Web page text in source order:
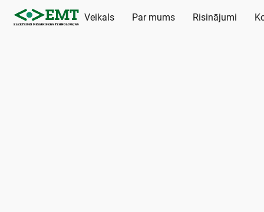
Veikals Par mums Risinājumi